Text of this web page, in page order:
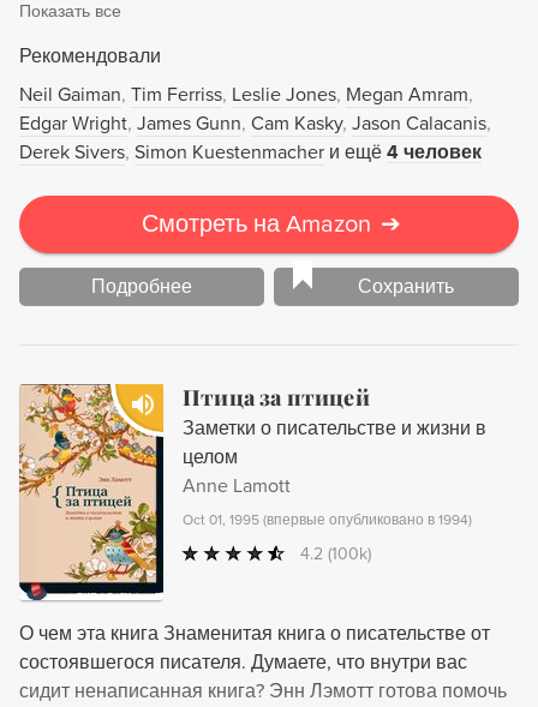
не пропустите эту книгу. "Писать, как Стивен Кинг", вас
научит САМ СТИВЕН КИНГ!
Показать все
Рекомендовали
Neil Gaiman Tim Ferriss Leslie Jones Megan Amram
Edgar Wright James Gunn Cam Kasky Jason Calacanis
Derek Sivers Simon Kuestenmacher и ещё 4 человек
Смотреть на Amazon ➔
Подробнее Сохранить
Птица за птицей
Заметки о писательстве и жизни в
целом
Anne Lamott
Oct 01, 1995 (впервые опубликовано в 1994)
4.2 (100k)
О чем эта книга Знаменитая книга о писательстве от
состоявшегося писателя. Думаете, что внутри вас
сидит ненаписанная книга? Энн Лэмотт готова помочь